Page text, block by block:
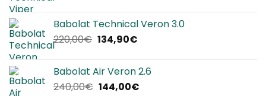
era:
280,00€.
è:
Babolat Technical Veron 3.0
220,00€ Il
era:
220,00€.
134,90€Il
è:
134,90€.
Babolat Air Veron 2.6
240,00€ Il
144,00€Il